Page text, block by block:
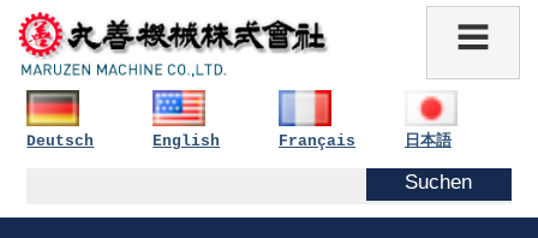
Deutsch English Français 日本語